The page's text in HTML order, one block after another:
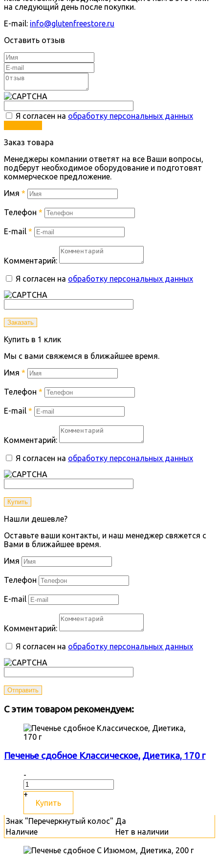
на следующий день после покупки.
E-mail: info@glutenfreestore.ru
Оставить отзыв
Я согласен на обработку персональных данных
Заказ товара
Менеджеры компании ответят на все Ваши вопросы,
подберут необходимое оборудование и подготовят
коммерческое предложение.
Имя *
Телефон *
E-mail *
Комментарий:
Я согласен на обработку персональных данных
Заказать
Купить в 1 клик
Мы с вами свяжемся в ближайшее время.
Имя *
Телефон *
E-mail *
Комментарий:
Я согласен на обработку персональных данных
Купить
Нашли дешевле?
Оставьте ваши контакты, и наш менеджер свяжется с
Вами в ближайшее время.
Имя
Телефон
E-mail
Комментарий:
Я согласен на обработку персональных данных
Отправить
С этим товаром рекомендуем:
Печенье сдобное Классическое, Диетика, 170 г
-
+
Купить
Знак "Перечеркнутый колос" Да
Наличие
Нет в наличии